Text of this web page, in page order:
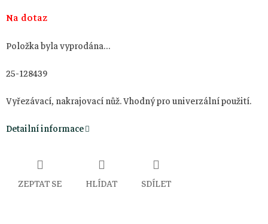
Měrná
cena:
Na dotaz
Položka byla vyprodána…
25-128439
Vyřezávací, nakrajovací nůž. Vhodný pro univerzální použití.
Detailní informace
ZEPTAT SE HLÍDAT SDÍLET